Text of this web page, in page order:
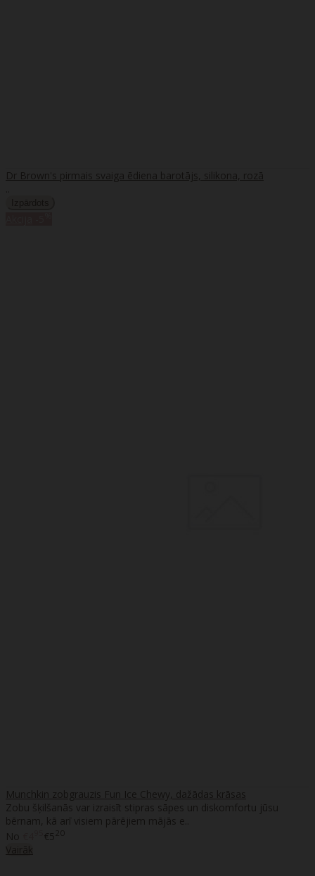
Dr Brown's pirmais svaiga ēdiena barotājs, silikona, rozā
Munchkin zobgrauzis Fun Ice Chewy, dažādas krāsas
Zobu šķilšanās var izraisīt stipras sāpes un diskomfortu jūsu
bērnam, kā arī visiem pārējiem mājās e..
No
€5 20
Vairāk